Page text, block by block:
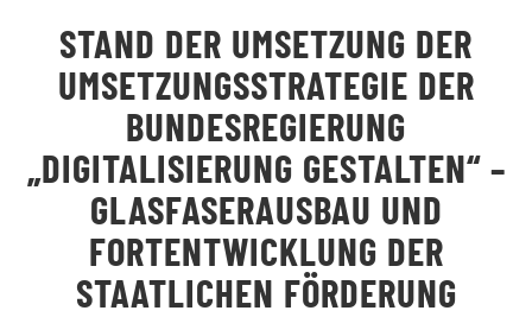
LANDESGRUPPEN
VERANSTALTUNGEN
PRESSE
STELLENPORTAL
STAND DER UMSETZUNG DER
UMSETZUNGSSTRATEGIE DER
BUNDESREGIERUNG
„DIGITALISIERUNG GESTALTEN“ –
GLASFASERAUSBAU UND
FORTENTWICKLUNG DER
STAATLICHEN FÖRDERUNG